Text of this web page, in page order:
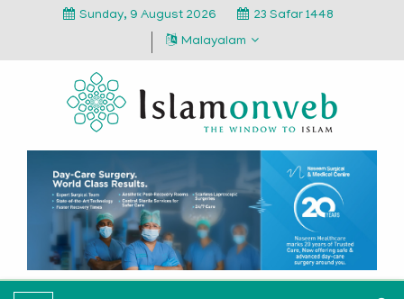
Sunday, 9 August 2026
23 Safar 1448
Malayalam